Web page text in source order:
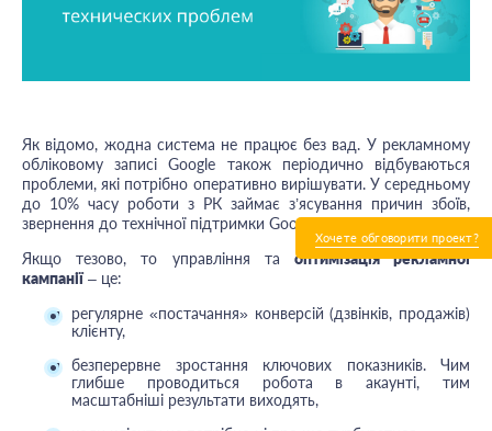
Хочете обговорити проект?
Як відомо, жодна система не працює без вад. У рекламному
обліковому записі Google також періодично відбуваються
проблеми, які потрібно оперативно вирішувати. У середньому
до 10% часу роботи з РК займає з’ясування причин збоїв,
звернення до технічної підтримки Google.
Якщо тезово, то управління та оптимізація рекламної
кампанії– це:
регулярне «постачання» конверсій (дзвінків, продажів)
клієнту,
безперервне зростання ключових показників. Чим
глибше проводиться робота в акаунті, тим
масштабніші результати виходять,